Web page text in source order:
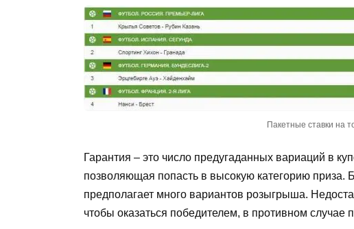
Пакетные ставки на
Гарантия – это число предугаданных вариаций в
позволяющая попасть в высокую категорию приза.
предполагает много вариантов розыгрыша.
чтобы оказаться победителем, в противном случае